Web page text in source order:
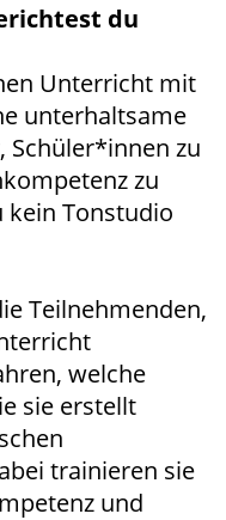
du
Unterricht mit
unterhaltsame
Schüler*innen zu
zu
Tonstudio
Teilnehmenden,
welche
sie erstellt
trainieren sie
und